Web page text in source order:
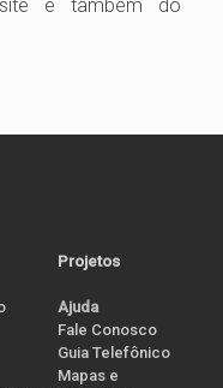
e também do
Projetos
Ajuda
Fale Conosco
Guia Telefônico
Mapas e